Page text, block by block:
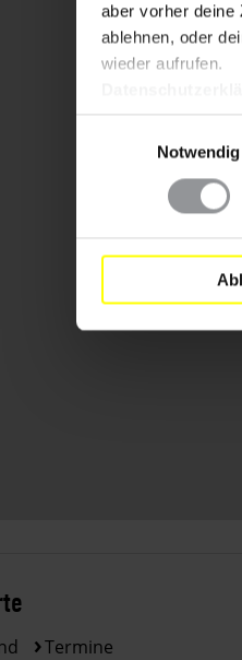
aber vorher deine
ablehnen, oder
wieder aufrufen.
Notwendig
Termine